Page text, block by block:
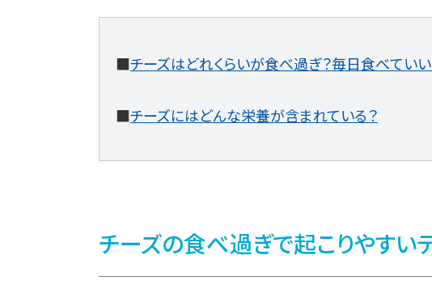
■チーズはどれくらいが食べ過ぎ？毎日食べてい
■チーズにはどんな栄養が含まれている？
チーズの食べ過ぎで起こりやすい